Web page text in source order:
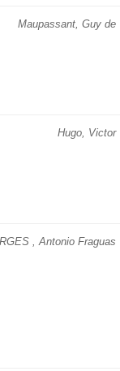
Maupassant, Guy de
Hugo, Victor
, Antonio Fraguas